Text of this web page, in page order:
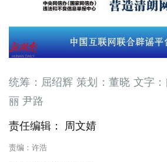
统筹：屈绍辉 策划：董晓 文字
丽 尹路
责任编辑： 周文婧
责编：许浩